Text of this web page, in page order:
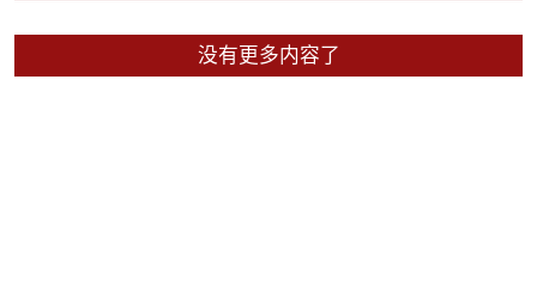
没有更多内容了